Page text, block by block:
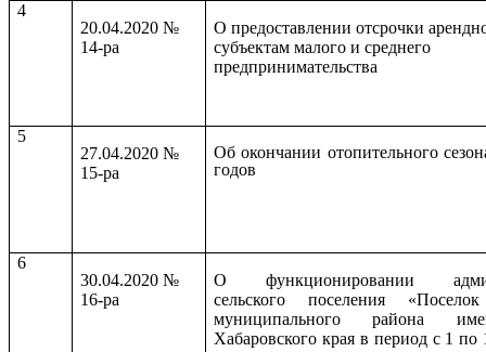
4
20.04.2020 №
14-ра
О предоставлении отсрочки
субъектам малого и среднего
предпринимательства
5
27.04.2020 №
15-ра
Об окончании отопительного
годов
6
30.04.2020 №
16-ра
О функционировании
сельского поселения
муниципального района
Хабаровского края в период с 1 по